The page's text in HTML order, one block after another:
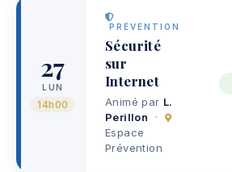
27
LUN
14h00
PRÉVENTION
Sécurité
sur
Internet
Animé par L.
Perillon ·
Espace
Prévention